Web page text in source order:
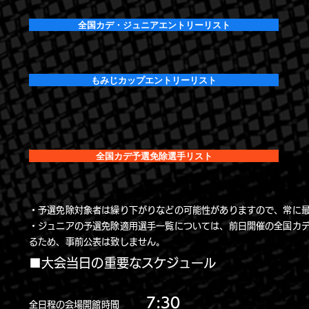
全国カデ・ジュニアエントリーリスト
もみじカップエントリーリスト
全国カデ予選免除選手リスト
・予選免除対象者は繰り下がりなどの可能性がありますので、常に
・ジュニアの予選免除適用選手一覧については、前日開催の全国カ
るため、事前公表は致しません。
■大会当日の重要なスケジュール
全日程の会場開館時間7:30